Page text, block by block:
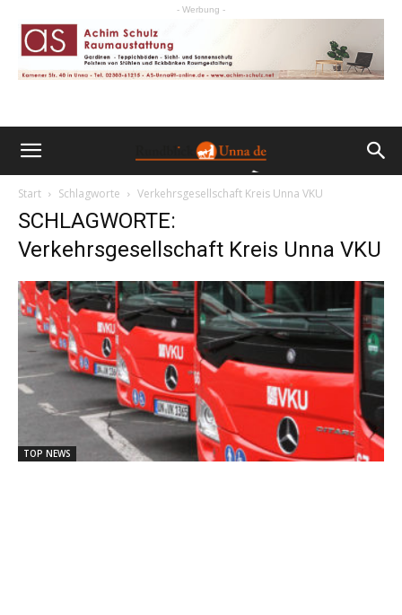
- Werbung -
Start Schlagworte Verkehrsgesellschaft Kreis Unna VKU
SCHLAGWORTE:
Verkehrsgesellschaft Kreis Unna VKU
TOP NEWS